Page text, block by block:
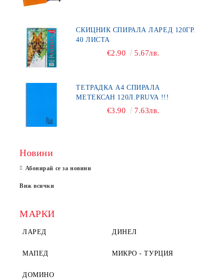
СКИЦНИК СПИРАЛА ЛАРЕД 120ГР.
40 ЛИСТА
€2.90 5.67лв.
ТЕТРАДКА А4 СПИРАЛА
МЕТЕКСАН 120Л.PRUVA !!!
€3.90 7.63лв.
Новини
Абонирай се за новини
Виж всички
МАРКИ
ЛАРЕД ДИНЕЛ
МАПЕД МИКРО - ТУРЦИЯ
ДОМИНО